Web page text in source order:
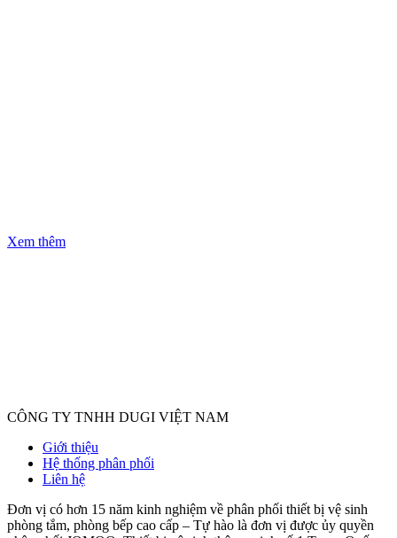
Xem thêm
CÔNG TY TNHH DUGI VIỆT NAM
Giới thiệu
Hệ thống phân phối
Liên hệ
Đơn vị có hơn 15 năm kinh nghiệm về phân phối thiết bị vệ sinh
phòng tắm, phòng bếp cao cấp – Tự hào là đơn vị được ủy quyền